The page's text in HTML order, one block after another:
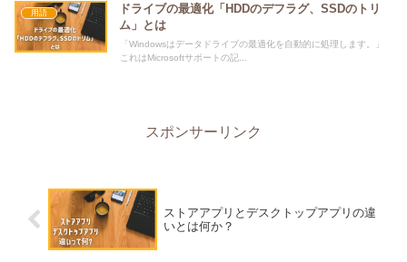
用語
ドライブの最適化「HDDのデフラグ、SSDのトリ
ム」とは
「Windowsはデータドライブの最適化を自動的に処理します。」
これはMicrosoftサポートの記...
スポンサーリンク
ストアアプリとデスクトップアプリの違
いとは何か？